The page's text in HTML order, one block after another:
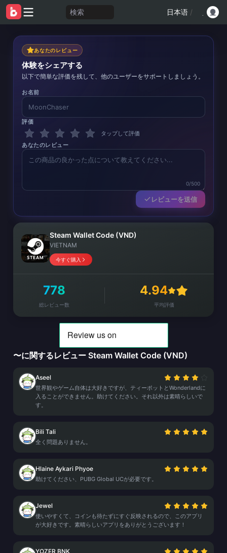
検索 日本语 /
あなたのレビュー
体験をシェアする
以下で簡単な評価を残して、他のユーザーをサポートしましょう。
お名前
評価
タップして評価
あなたのレビュー
0/500
レビューを送信
Steam Wallet Code (VND)
VIETNAM
今すぐ購入
778
総レビュー数
4.94
平均評価
〜に関するレビュー Steam Wallet Code (VND)
Aseel
世界観やゲーム自体は大好きですが、ティーポットとWonderlandに
入ることができません。助けてください。それ以外は素晴らしいで
す。
Bili Tali
全く問題ありません。
Hlaine Aykari Phyoe
助けてください、PUBG Global UCが必要です。
Jewel
使いやすくて、コインも待たずにすぐ反映されるので、このアプリ
が大好きです。素晴らしいアプリをありがとうございます！
YOZER BNK